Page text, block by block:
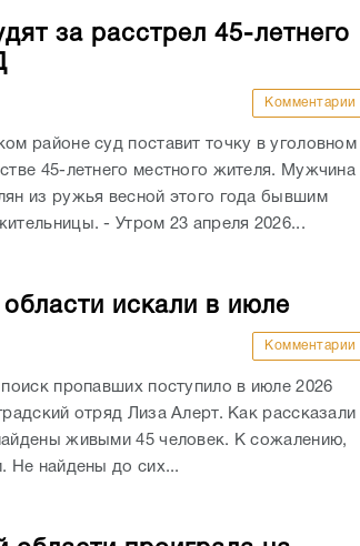
за расстрел 45-летнего
Комментарии
районе суд поставит точку в уголовном
45-летнего местного жителя. Мужчина
из ружья весной этого года бывшим
- Утром 23 апреля 2026...
искали в июле
Комментарии
пропавших поступило в июле 2026
отряд Лиза Алерт. Как рассказали
живыми 45 человек. К сожалению,
Не найдены до сих...